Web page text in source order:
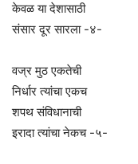
केवळ या देशासाठी
संसार दूर सारला -४-
वज्र मुठ एकतेची
निर्धार त्यांचा एकच
शपथ संविधानाची
इरादा त्यांचा नेकच -५-